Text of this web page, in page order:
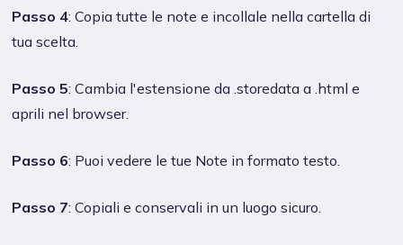
Passo 4: Copia tutte le note e incollale nella cartella di
tua scelta.
Passo 5: Cambia l'estensione da .storedata a .html e
aprili nel browser.
Passo 6: Puoi vedere le tue Note in formato testo.
Passo 7: Copiali e conservali in un luogo sicuro.